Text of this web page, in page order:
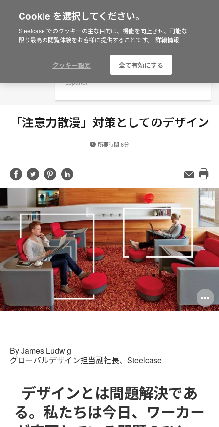
Are you in United States?
Would you like to see Products we sell in
Americas
Español
「注意力散漫」対策としてのデザイン
所要時間 6分
Share
on
Facebook
Share
on
Twitter
Share
on
Pinterest
Share
on
LinkedIn
メ
ド
ス
this
By James Ludwig
グローバルデザイン担当副社長、Steelcase
デザインとは問題解決であ
る。私たちは今日、ワーカー
Cookie を選択してください。
Steelcase でのクッキーの主な目的は、機能を向上させ、可能な
限り最高の閲覧体験をお客様に提供することです。
詳細情報
クッキー設定 全て有効にする